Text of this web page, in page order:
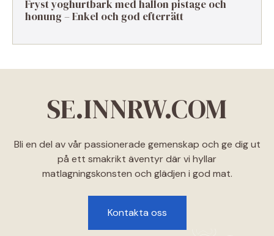
Fryst yoghurtbark med hallon pistage och
honung – Enkel och god efterrätt
SE.INNRW.COM
Bli en del av vår passionerade gemenskap och ge dig ut
på ett smakrikt äventyr där vi hyllar
matlagningskonsten och glädjen i god mat.
Kontakta oss